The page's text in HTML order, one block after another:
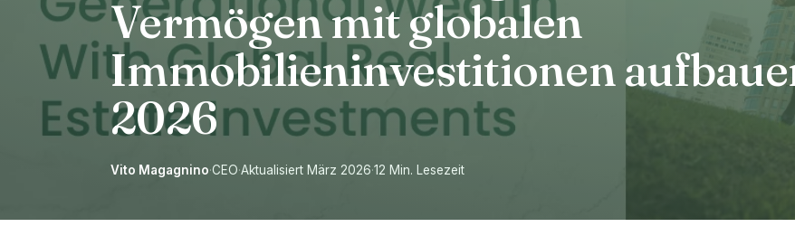
Vermögen mit globalen
Immobilieninvestitionen
2026
Vito Magagnino·CEO·Aktualisiert März 2026·12 Min. Lesezeit